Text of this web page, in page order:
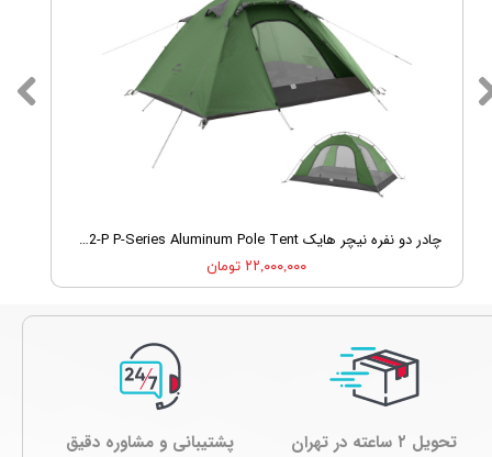
چادر دو نفره نیچر هایک Nature Hike NH18Z022-P P-Series Aluminum Pole Tent
۲۲,۰۰۰,۰۰۰ تومان
تحویل ۲ ساعته در تهران پشتیبانی و مشاوره دقیق